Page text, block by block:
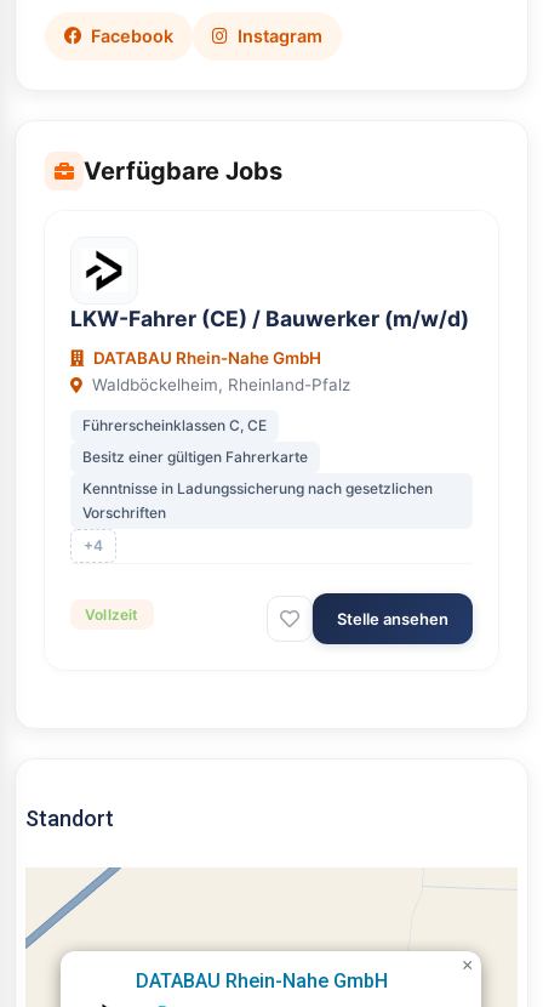
Facebook Instagram
Verfügbare Jobs
LKW-Fahrer (CE) / Bauwerker (m/w/d)
DATABAU Rhein-Nahe GmbH
Waldböckelheim, Rheinland-Pfalz
Führerscheinklassen C, CE
Besitz einer gültigen Fahrerkarte
Kenntnisse in Ladungssicherung nach gesetzlichen
Vorschriften
+4
Vollzeit Stelle ansehen
Standort
DATABAU Rhein-Nahe GmbH
×